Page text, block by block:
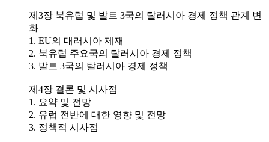
제3장 북유럽 및 발트 3국의 탈러시아 경제 정책 관계 변
화
1. EU의 대러시아 제재
2. 북유럽 주요국의 탈러시아 경제 정책
3. 발트 3국의 탈러시아 경제 정책
제4장 결론 및 시사점
1. 요약 및 전망
2. 유럽 전반에 대한 영향 및 전망
3. 정책적 시사점